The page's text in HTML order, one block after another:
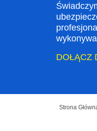
DOŁĄCZ
Strona